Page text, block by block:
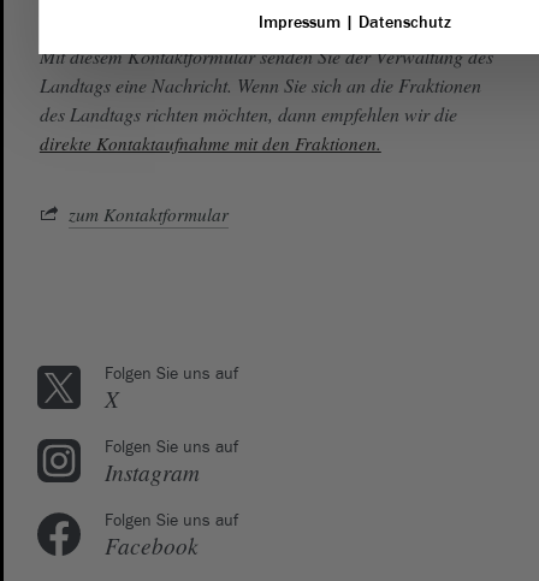
Mit diesem Kontaktformular senden Sie der Verwaltung des
Landtags eine Nachricht. Wenn Sie sich an die Fraktionen
des Landtags richten möchten, dann empfehlen wir die
direkte Kontaktaufnahme mit den Fraktionen.
zum Kontaktformular
Folgen Sie uns auf
X
Folgen Sie uns auf
Instagram
Folgen Sie uns auf
Facebook
Impressum | Datenschutz